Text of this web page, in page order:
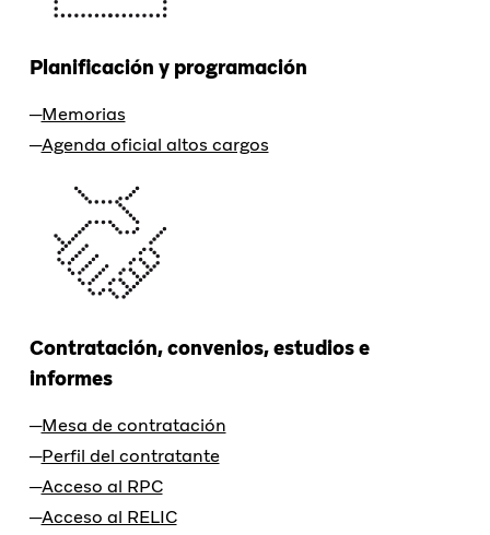
Planificación y programación
Memorias
Agenda oficial altos cargos
Contratación, convenios, estudios e
informes
Mesa de contratación
Perfil del contratante
Acceso al RPC
Acceso al RELIC